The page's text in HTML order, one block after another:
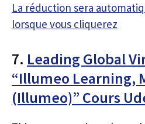
La réduction sera
lorsque vous cliquerez
7. Leading Global
“Illumeo Learning,
(Illumeo)” Cours